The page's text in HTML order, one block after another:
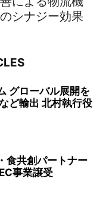
シナジー効果
グローバル展開を
ど輸出 北村執行役
食共創パートナー
事業譲受